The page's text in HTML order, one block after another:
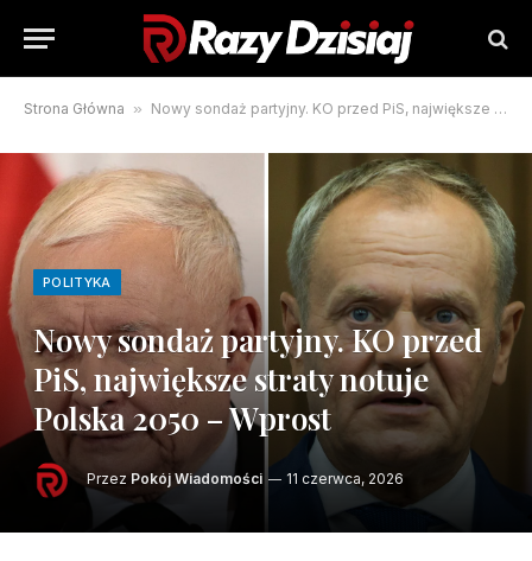
Strona Główna » Nowy sondaż partyjny. KO przed PiS, największe straty notuje Polska 2050 – Wprost
POLITYKA
Nowy sondaż partyjny. KO przed
PiS, największe straty notuje
Polska 2050 – Wprost
Przez Pokój Wiadomości 11 czerwca, 2026